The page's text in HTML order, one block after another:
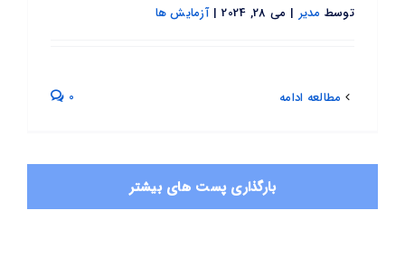
توسط مدیر | می 28, 2024 | آزمایش ها
مطالعه ادامه 0
بارگذاری پست های بیشتر